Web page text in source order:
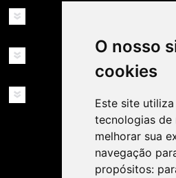
O nosso
cookies
Este site
tecnologias de
melhorar sua
navegação
propósitos:
MINHA